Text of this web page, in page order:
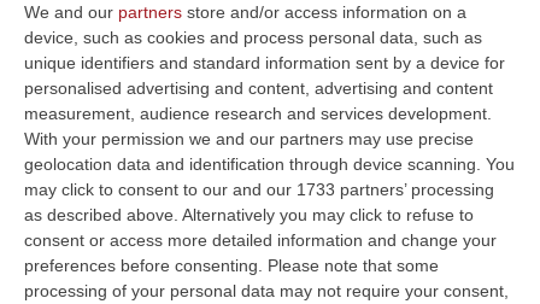
We and our partners store and/or access information on a
device, such as cookies and process personal data, such as
unique identifiers and standard information sent by a device for
personalised advertising and content, advertising and content
measurement, audience research and services development.
With your permission we and our partners may use precise
geolocation data and identification through device scanning. You
may click to consent to our and our 1733 partners’ processing
as described above. Alternatively you may click to refuse to
consent or access more detailed information and change your
preferences before consenting.
Please note that some
processing of your personal data may not require your consent,
Clicca e segui “Corriere della Calabria” su Google News